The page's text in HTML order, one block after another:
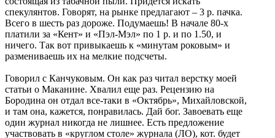
спекулянтов. Говорят, на рынке предлагают – 3 р. пачка.
Всего в шесть раз дороже. Подумаешь! В начале 80-х
платили за «Кент» и «Пэл-Мэл» по 1 р. и по 1.50, и
ничего. Так вот привыкаешь к «минутам роковым» и
размениваешь их на мелкие подсчеты.
Говорил с Канчуковым. Он как раз читал верстку моей
статьи о Маканине. Хвалил еще раз. Рецензию на
Бородина он отдал все-таки в «Октябрь», Михайловской,
и там она, кажется, понравилась. Дай бог. Завоевать еще
один журнал никогда не лишнее. Есть предложение
участвовать в «круглом столе» журнала (ЛО), кот. будет